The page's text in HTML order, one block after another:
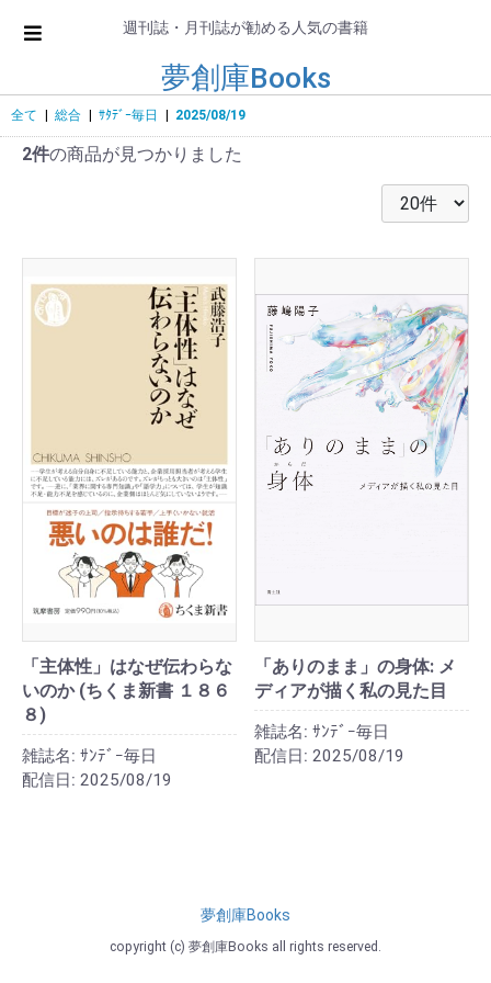
週刊誌・月刊誌が勧める人気の書籍
夢創庫Books
全て 総合 ｻﾀﾃﾞｰ毎日 2025/08/19
2件の商品が見つかりました
「主体性」はなぜ伝わらな
いのか (ちくま新書 １８６
８)
雑誌名: ｻﾝﾃﾞｰ毎日
配信日: 2025/08/19
「ありのまま」の身体: メ
ディアが描く私の見た目
雑誌名: ｻﾝﾃﾞｰ毎日
配信日: 2025/08/19
夢創庫Books
copyright (c) 夢創庫Books all rights reserved.